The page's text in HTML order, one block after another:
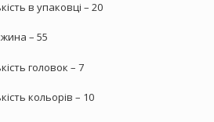
в упаковці – 20
– 55
головок – 7
кольорів – 10